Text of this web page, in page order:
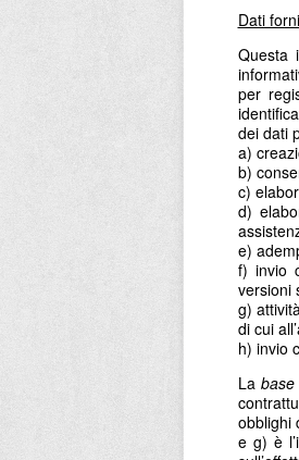
Dati
Questa
per
dei dati
a)
b)
c)
d)
e)
f) invio
versioni
g)
di cui
h) invio
La
obblighi
e g) è